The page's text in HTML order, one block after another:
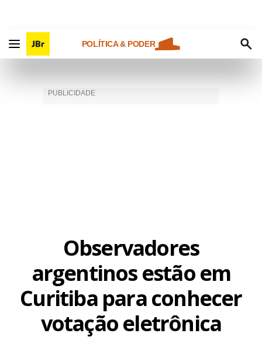
POLÍTICA & PODER
Observadores
argentinos estão em
Curitiba para conhecer
votação eletrônica